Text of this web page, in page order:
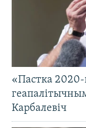
«Пастка
Карбалевіч